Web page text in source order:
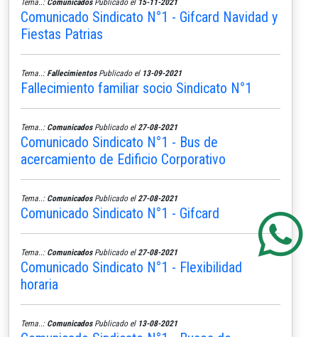
Comunicado Sindicato N°1 - Gifcard Navidad y
Fiestas Patrias
Tema..: FallecimientosPublicado el 13-09-2021
Fallecimiento familiar socio Sindicato N°1
Tema..: ComunicadosPublicado el 27-08-2021
Comunicado Sindicato N°1 - Bus de
acercamiento de Edificio Corporativo
Tema..: ComunicadosPublicado el 27-08-2021
Comunicado Sindicato N°1 - Gifcard
Tema..: ComunicadosPublicado el 27-08-2021
Comunicado Sindicato N°1 - Flexibilidad
horaria
Tema..: ComunicadosPublicado el 13-08-2021